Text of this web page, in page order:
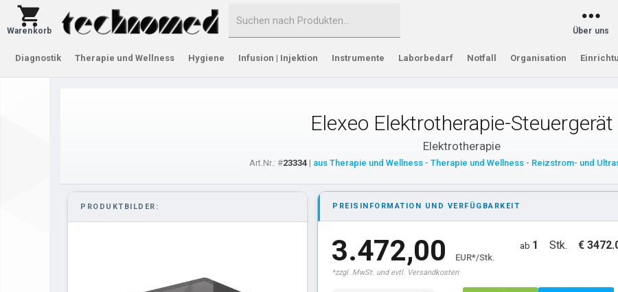
Warenkorb Über uns
Diagnostik Therapie und Wellness Hygiene Infusion | Injektion Instrumente Laborbedarf Notfall Organisation
Elexeo Elektrotherapie-Steuergerät
Elektrotherapie
Art.Nr.: #23334| aus Therapie und Wellness - Therapie und Wellness - Reizstrom- und
PRODUKTBILDER: PREISINFORMATION UND VERFÜGBARKEIT
3.472,00 EUR*/Stk.
*zzgl. MwSt. und evtl. Versandkosten
ab 1 Stk. €